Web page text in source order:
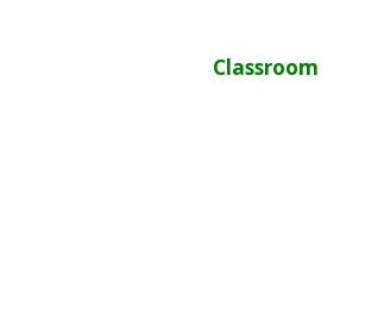
Classroom